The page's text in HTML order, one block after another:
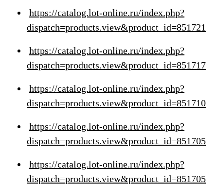
https://catalog.lot-online.ru/index.php?
dispatch=products.view&product_id=851721
https://catalog.lot-online.ru/index.php?
dispatch=products.view&product_id=851717
https://catalog.lot-online.ru/index.php?
dispatch=products.view&product_id=851710
https://catalog.lot-online.ru/index.php?
dispatch=products.view&product_id=851705
https://catalog.lot-online.ru/index.php?
dispatch=products.view&product_id=851705